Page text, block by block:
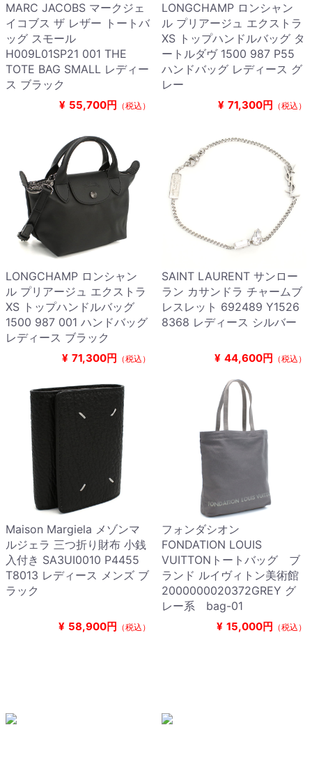
MARC JACOBS マークジェ
イコブス ザ レザー トートバ
ッグ スモール
H009L01SP21 001 THE
TOTE BAG SMALL レディー
ス ブラック
¥ 55,700円 （税込）
LONGCHAMP ロンシャン
ル プリアージュ エクストラ
XS トップハンドルバッグ タ
ートルダヴ 1500 987 P55
ハンドバッグ レディース グ
レー
¥ 71,300円 （税込）
LONGCHAMP ロンシャン
ル プリアージュ エクストラ
XS トップハンドルバッグ
1500 987 001 ハンドバッグ
レディース ブラック
¥ 71,300円 （税込）
SAINT LAURENT サンロー
ラン カサンドラ チャームブ
レスレット 692489 Y1526
8368 レディース シルバー
¥ 44,600円 （税込）
Maison Margiela メゾンマ
ルジェラ 三つ折り財布 小銭
入付き SA3UI0010 P4455
T8013 レディース メンズ ブ
ラック
¥ 58,900円 （税込）
フォンダシオン
FONDATION LOUIS
VUITTONトートバッグ ブ
ランド ルイヴィトン美術館
2000000020372GREY グ
レー系 bag-01
¥ 15,000円 （税込）